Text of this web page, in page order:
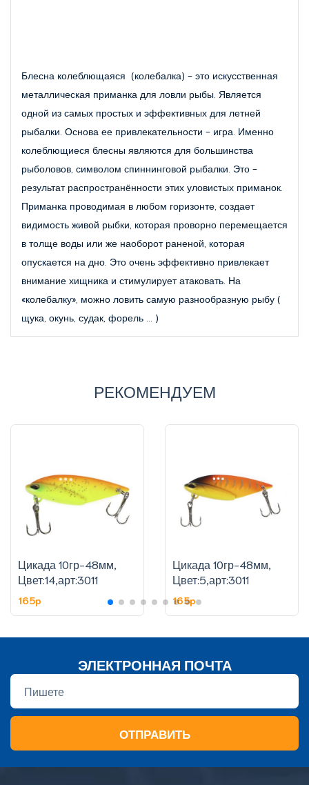
Блесна колеблющаяся  (колебалка) - это искусственная
металлическая приманка для ловли рыбы. Является
одной из самых простых и эффективных для летней
рыбалки. Основа ее привлекательности - игра. Именно
колеблющиеся блесны являются для большинства
рыболовов, символом спиннинговой рыбалки. Это -
результат распространённости этих уловистых приманок.
Приманка проводимая в любом горизонте, создает
видимость живой рыбки, которая проворно перемещается
в толще воды или же наоборот раненой, которая
опускается на дно. Это очень эффективно привлекает
внимание хищника и стимулирует атаковать. На
«колебалку», можно ловить самую разнообразную рыбу (
щука, окунь, судак, форель … )
РЕКОМЕНДУЕМ
Цикада 10гр-48мм,
Цвет:14,арт:3011
165p
Цикада 10гр-48мм,
Цвет:5,арт:3011
165p
ЭЛЕКТРОННАЯ ПОЧТА
ОТПРАВИТЬ